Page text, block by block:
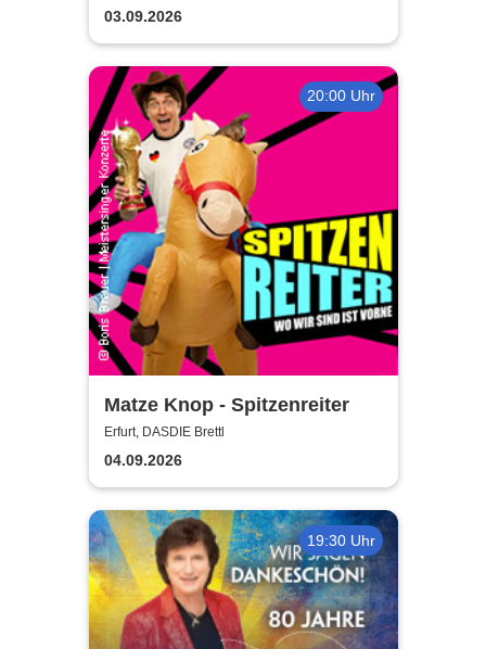
03.09.2026
20:00 Uhr
Matze Knop - Spitzenreiter
Erfurt, DASDIE Brettl
04.09.2026
19:30 Uhr